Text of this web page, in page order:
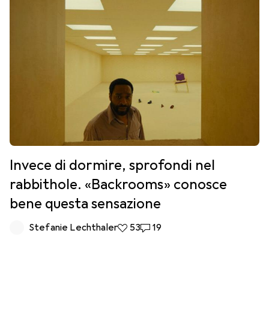
Invece di dormire, sprofondi nel
rabbithole. «Backrooms» conosce
bene questa sensazione
Stefanie Lechthaler53 like
5319 commenti
19